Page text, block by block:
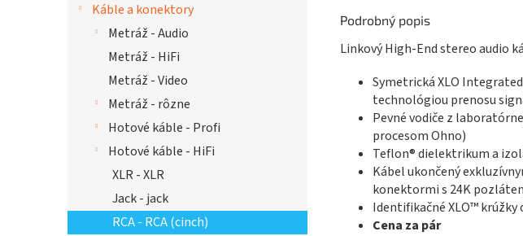
Káble a konektory
Metráž - Audio
Metráž - HiFi
Metráž - Video
Metráž - rôzne
Hotové káble - Profi
Hotové káble - HiFi
XLR - XLR
Jack - jack
RCA - RCA (cinch)
Podrobný popis
Linkový High-End stereo audio
Symetrická XLO
technológiou prenosu
Pevné vodiče z
procesom Ohno)
Teflon® dielektrikum a
Kábel ukončený
konektormi s 24K
Identifikačné XLO™
Cena za pár